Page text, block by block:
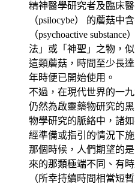
精神醫學研究者及臨床
（psilocybe） 的蘑菇中
（psychoactive
法」或「神聖」之物，
這類蘑菇，時間至少長
年時便已開始使用。
不過，在現代世界的一
仍然為啟靈藥物研究的
物學研究的脈絡中，諸
經準備或指引的情況下施
那個時候，人們期望的
來的那類極端不同、有
（所幸持續時間相當短